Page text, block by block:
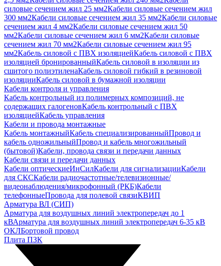
силовые сечением жил 25 мм2Кабели силовые сечением жил
300 мм2Кабели силовые сечением жил 35 мм2Кабели силовые
сечением жил 4 мм2Кабели силовые сечением жил 50
мм2Кабели силовые сечением жил 6 мм2Кабели силовые
сечением жил 70 мм2Кабели силовые сечением жил 95
мм2Кабель силовой с ПВХ изоляциейКабель силовой с ПВХ
изоляцией бронированныйКабель силовой в изоляции из
сшитого полиэтиленаКабель силовой гибкий в резиновой
изоляцииКабель силовой в бумажной изоляции
Кабели контроля и управления
Кабель контрольный из полимерных композиций, не
содержащих галогеновКабель контрольный с ПВХ
изоляциейКабель управления
Кабели и провода монтажные
Кабель монтажныйКабель специализированныйПровод и
кабель одножильныйПровод и кабель многожильный
(бытовой)Кабели, провода связи и передачи данных
Кабели связи и передачи данных
Кабели оптическиеИнСилКабели для сигнализацииКабели
для СКСКабели радиочастотные/телевизионные/
видеонаблюдения/микрофонный (РКБ)Кабели
телефонныеПровода для полевой связиКВИП
Арматура ВЛ (СИП)
Арматура для воздушных линий электропередач до 1
кВАрматура для воздушных линий электропередач 6-35 кВ
ОКЛБортовой провод
Плита ПЗК